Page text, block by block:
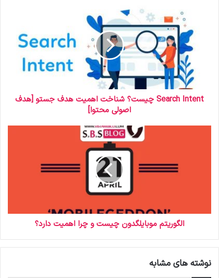
ن
Search Intent چیست؟ شناخت اهمیت هدف جستو [هدف
اصولی محتوا]
الگوریتم موبایلگدون چیست و چرا اهمیت دارد؟
نوشته های مشابه